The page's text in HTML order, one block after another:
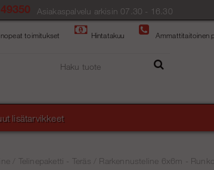
Asiakaspalvelu arkisin 07.30 - 16.30
toimitukset Hintatakuu Ammattitaitoinen
lisätarvikkeet
Telinepaketti - Teräs Rarkennusteline 6x6m -